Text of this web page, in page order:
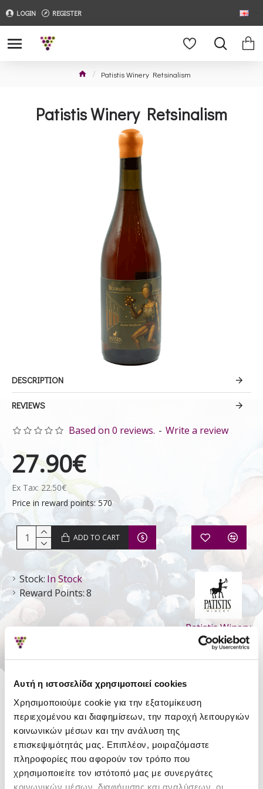
Αυτή η ιστοσελίδα χρησιμοποιεί cookies
Χρησιμοποιούμε cookie για την εξατομίκευση
περιεχομένου και διαφημίσεων, την παροχή λειτουργιών
κοινωνικών μέσων και την ανάλυση της
επισκεψιμότητάς μας. Επιπλέον, μοιραζόμαστε
πληροφορίες που αφορούν τον τρόπο που
χρησιμοποιείτε τον ιστότοπό μας με συνεργάτες
κοινωνικών μέσων, διαφήμισης και αναλύσεων, οι
LOGIN REGISTER
Patistis Winery Retsinalism
Patistis Winery Retsinalism
DESCRIPTION
REVIEWS
Stock: In Stock
Reward Points:8
Patistis Winery
Based on 0 reviews. - Write a review
27.90€
Ex Tax: 22.50€
Price in reward points: 570
ADD TO CART
Style
Still Dry
Type
Traditional Appelation
Region
Thessalia
Variety
Assyrtiko